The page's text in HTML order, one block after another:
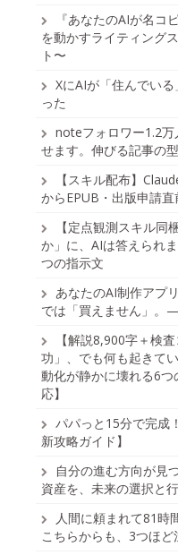
『あなたのAIが名
を動かすライティング
ト〜
XにAIが「住んでい
った
noteフォロワー1.2
せます。伸びる記事の
【スキル配布】
からEPUB・出版申請
【定点観測スキル同
か」に、AIは答えられ
つの指示文
あなたのAI制作アプ
では「買えません」
【解説8,900字＋検
功」、でも何も起きて
動化が静かに壊れる6
応】
パパっと15分で完成
新攻略ガイド】
自分の進む方向が見
資産を、未来の選択と
人間に頼まれて81時
こちらからも、3つほど